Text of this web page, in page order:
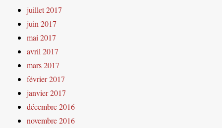
juillet 2017
juin 2017
mai 2017
avril 2017
mars 2017
février 2017
janvier 2017
décembre 2016
novembre 2016